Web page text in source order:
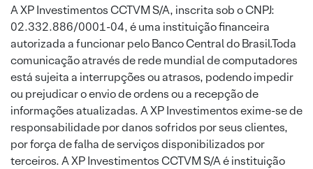
A XP Investimentos CCTVM S/A, inscrita sob o CNPJ:
02.332.886/0001-04, é uma instituição financeira
autorizada a funcionar pelo Banco Central do Brasil.Toda
comunicação através de rede mundial de computadores
está sujeita a interrupções ou atrasos, podendo impedir
ou prejudicar o envio de ordens ou a recepção de
informações atualizadas. A XP Investimentos exime-se de
responsabilidade por danos sofridos por seus clientes,
por força de falha de serviços disponibilizados por
terceiros. A XP Investimentos CCTVM S/A é instituição